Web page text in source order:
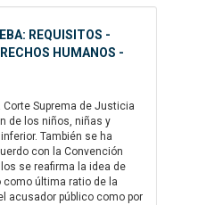
REQUISITOS -
HUMANOS -
Corte Suprema de Justicia
de los niños, niñas y
También se ha
con la Convención
se reafirma la idea de
como última ratio de la
acusador público como por